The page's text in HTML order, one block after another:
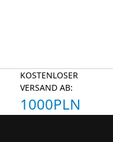
KOSTENLOSER
VERSAND AB:
1000PLN